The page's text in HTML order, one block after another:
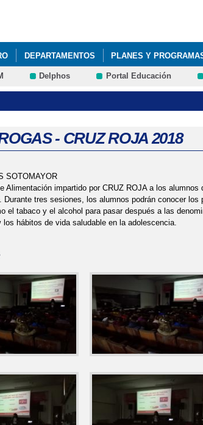
DEPARTAMENTOS PLANES Y
Delphos Portal Educación
- CRUZ ROJA 2018
SOTOMAYOR
Alimentación impartido por CRUZ ROJA a los
Durante tres sesiones, los alumnos podrán conocer
el tabaco y el alcohol para pasar después a las
los hábitos de vida saludable en la adolescencia.